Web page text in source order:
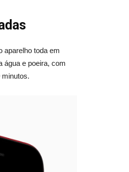
aparelho toda em
água e poeira, com